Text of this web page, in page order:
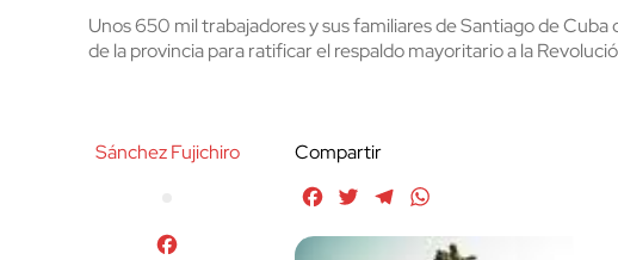
Unos 650 mil trabajadores y sus familiares de Santiago de Cuba
de la provincia para ratificar el respaldo mayoritario a la
Sánchez Fujichiro
Compartir
FacebookTwitterTelegram